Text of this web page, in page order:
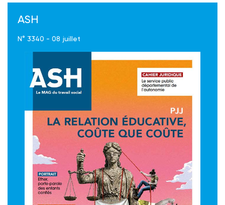
ASH
N° 3340 - 08 juillet